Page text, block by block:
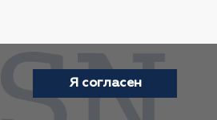
Я согласен